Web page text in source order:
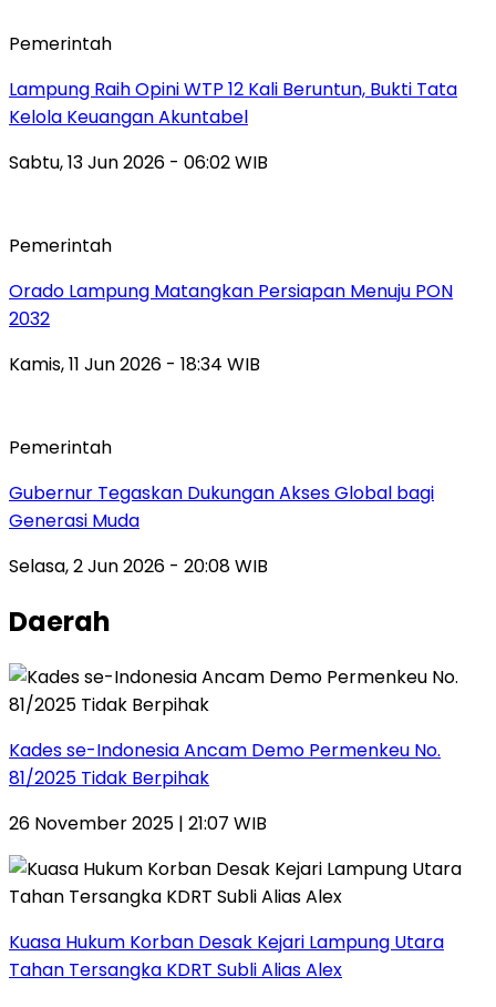
Pemerintah
Lampung Raih Opini WTP 12 Kali Beruntun, Bukti Tata
Kelola Keuangan Akuntabel
Sabtu, 13 Jun 2026 - 06:02 WIB
Pemerintah
Orado Lampung Matangkan Persiapan Menuju PON
2032
Kamis, 11 Jun 2026 - 18:34 WIB
Pemerintah
Gubernur Tegaskan Dukungan Akses Global bagi
Generasi Muda
Selasa, 2 Jun 2026 - 20:08 WIB
Daerah
Kades se-Indonesia Ancam Demo Permenkeu No.
81/2025 Tidak Berpihak
26 November 2025 | 21:07 WIB
Kuasa Hukum Korban Desak Kejari Lampung Utara
Tahan Tersangka KDRT Subli Alias Alex